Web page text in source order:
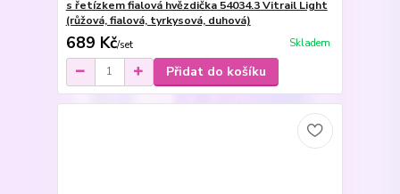
s řetízkem fialová hvězdička 54034.3 Vitrail Light
(růžová, fialová, tyrkysová, duhová)
689 Kč/set Skladem
Přidat do košíku